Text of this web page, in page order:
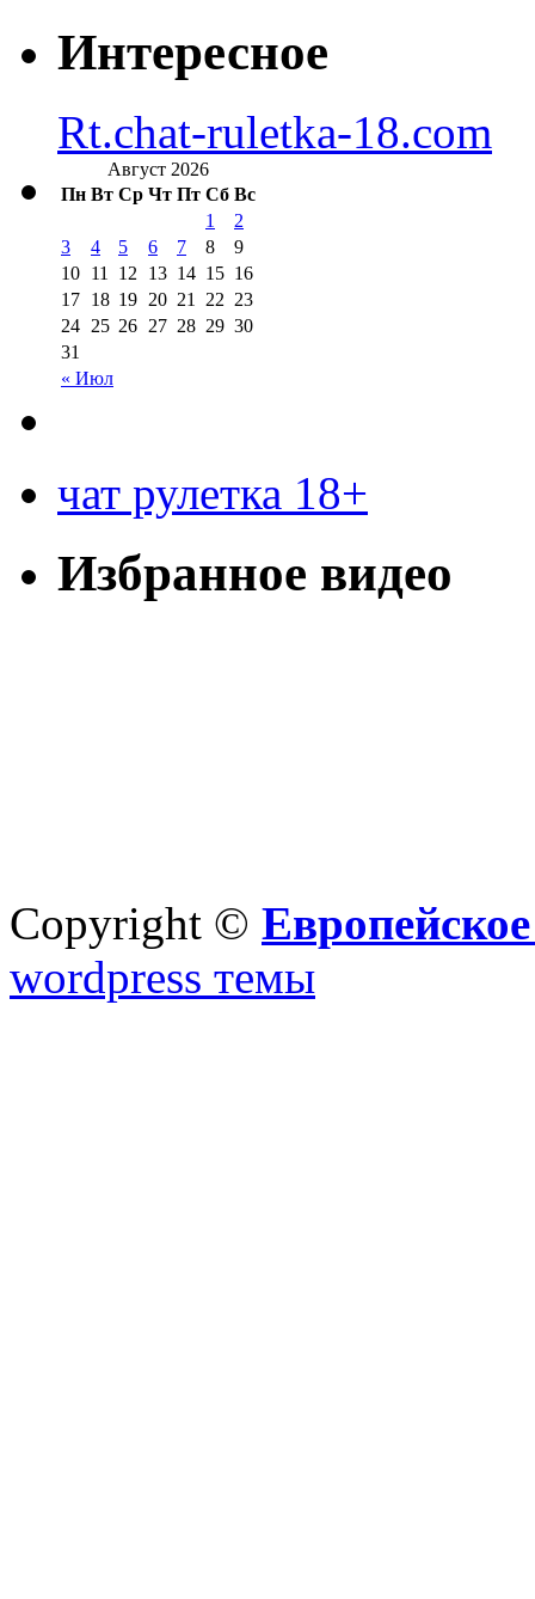
Интересное
Rt.chat-ruletka-18.com
Август 2026
Пн Вт Ср Чт Пт Сб Вс
« Июл
1
2
3
4 5 6 7 8
9
10 11 12 13 14 15 16
17 18 19 20 21 22 23
24 25 26 27 28 29 30
31
чат рулетка 18+
Избранное видео
Copyright ©
wordpress темы